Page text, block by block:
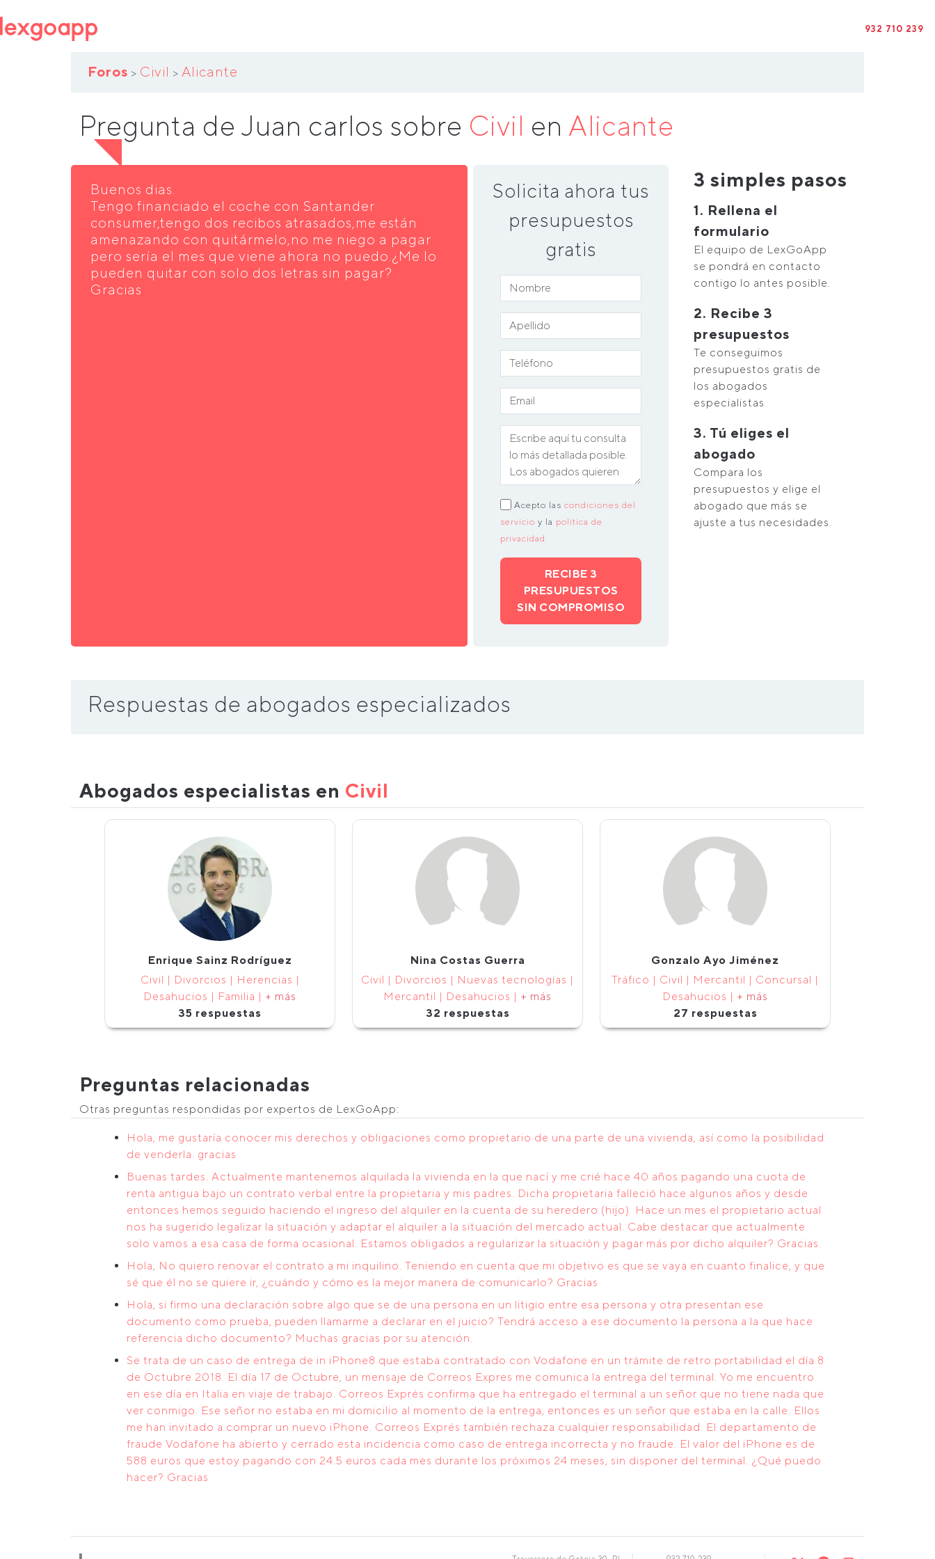
932 710 239
Foros > Civil > Alicante
Pregunta de Juan carlos sobre Civil en Alicante
Buenos dias.
Tengo financiado el coche con Santander
consumer,tengo dos recibos atrasados,me están
amenazando con quitármelo,no me niego a pagar
pero sería el mes que viene ahora no puedo.¿Me lo
pueden quitar con solo dos letras sin pagar?
Gracias
Solicita ahora tus
presupuestos
gratis
Acepto las condiciones del
servicio y la política de
privacidad
RECIBE 3
PRESUPUESTOS
SIN COMPROMISO
3 simples pasos
1. Rellena el
formulario
El equipo de LexGoApp
se pondrá en contacto
contigo lo antes posible.
2. Recibe 3
presupuestos
Te conseguimos
presupuestos gratis de
los abogados
especialistas
3. Tú eliges el
abogado
Compara los
presupuestos y elige el
abogado que más se
ajuste a tus necesidades.
Respuestas de abogados especializados
Abogados especialistas en Civil
Enrique Sainz Rodríguez
Civil | Divorcios | Herencias |
Desahucios | Familia | + más
35 respuestas
Nina Costas Guerra
Civil | Divorcios | Nuevas tecnologías |
Mercantil | Desahucios | + más
32 respuestas
Gonzalo Ayo Jiménez
Tráfico | Civil | Mercantil | Concursal |
Desahucios | + más
27 respuestas
Preguntas relacionadas
Otras preguntas respondidas por expertos de LexGoApp:
Hola, me gustaría conocer mis derechos y obligaciones como propietario de una parte de una vivienda, así como la posibilidad
de venderla. gracias
Buenas tardes. Actualmente mantenemos alquilada la vivienda en la que nací y me crié hace 40 años pagando una cuota de
renta antigua bajo un contrato verbal entre la propietaria y mis padres. Dicha propietaria falleció hace algunos años y desde
entonces hemos seguido haciendo el ingreso del alquiler en la cuenta de su heredero (hijo). Hace un mes el propietario actual
nos ha sugerido legalizar la situación y adaptar el alquiler a la situación del mercado actual. Cabe destacar que actualmente
solo vamos a esa casa de forma ocasional. Estamos obligados a regularizar la situación y pagar más por dicho alquiler? Gracias.
Hola, No quiero renovar el contrato a mi inquilino. Teniendo en cuenta que mi objetivo es que se vaya en cuanto finalice, y que
sé que él no se quiere ir, ¿cuándo y cómo es la mejor manera de comunicarlo? Gracias
Hola, si firmo una declaración sobre algo que se de una persona en un litigio entre esa persona y otra presentan ese
documento como prueba, pueden llamarme a declarar en el juicio? Tendrá acceso a ese documento la persona a la que hace
referencia dicho documento? Muchas gracias por su atención.
Se trata de un caso de entrega de in iPhone8 que estaba contratado con Vodafone en un trámite de retro portabilidad el día 8
de Octubre 2018. El día 17 de Octubre, un mensaje de Correos Expres me comunica la entrega del terminal. Yo me encuentro
en ese día en Italia en viaje de trabajo. Correos Exprés confirma que ha entregado el terminal a un señor que no tiene nada que
ver conmigo. Ese señor no estaba en mi domicilio al momento de la entrega, entonces es un señor que estaba en la calle. Ellos
me han invitado a comprar un nuevo iPhone. Correos Exprés también rechaza cualquier responsabilidad. El departamento de
fraude Vodafone ha abierto y cerrado esta incidencia como caso de entrega incorrecta y no fraude. El valor del iPhone es de
588 euros que estoy pagando con 24.5 euros cada mes durante los próximos 24 meses, sin disponer del terminal. ¿Qué puedo
hacer? Gracias